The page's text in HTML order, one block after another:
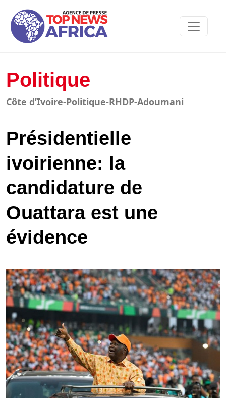
Politique
Côte d’Ivoire-Politique-RHDP-Adoumani
Présidentielle
ivoirienne: la
candidature de
Ouattara est une
évidence